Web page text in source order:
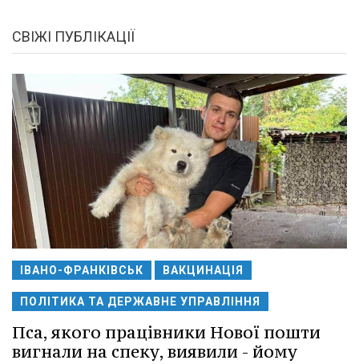
СВІЖІ ПУБЛІКАЦІЇ
ІВАНО-ФРАНКІВСЬК ВАКЦИНАЦІЯ
ПОЛІТИКА ТА ДЕРЖАВНЕ УПРАВЛІННЯ
Пса, якого працівники Нової пошти
вигнали на спеку, виявили - йому